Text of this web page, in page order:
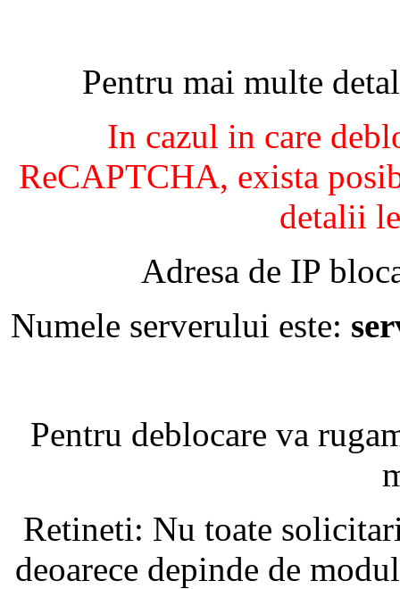
Pentru mai multe
In cazul in care
ReCAPTCHA, exista
detalii
Adresa de IP
Numele serverului este:
Pentru deblocare va
Retineti: Nu toate
deoarece depinde de